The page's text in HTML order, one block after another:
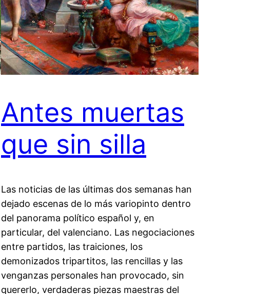
Antes muertas
que sin silla
Las noticias de las últimas dos semanas han
dejado escenas de lo más variopinto dentro
del panorama político español y, en
particular, del valenciano. Las negociaciones
entre partidos, las traiciones, los
demonizados tripartitos, las rencillas y las
venganzas personales han provocado, sin
quererlo, verdaderas piezas maestras del